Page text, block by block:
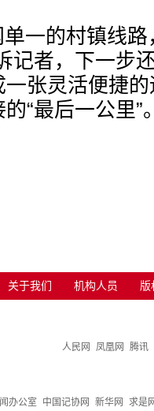
一的村镇线
记者，下一
张灵活便捷
“最后一公里”
关于我们 机构人员 版
人民网 凤凰网 腾讯
办公室 中国记协网 新华网
求是